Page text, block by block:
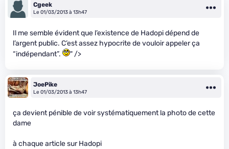
Cgeek
Le 01/03/2013 à 13h47
Il me semble évident que l’existence de Hadopi dépend de
l’argent public. C’est assez hypocrite de vouloir appeler ça
“indépendant”.
" />
JoePike
Le 01/03/2013 à 13h47
ça devient pénible de voir systématiquement la photo de cette
dame
à chaque article sur Hadopi